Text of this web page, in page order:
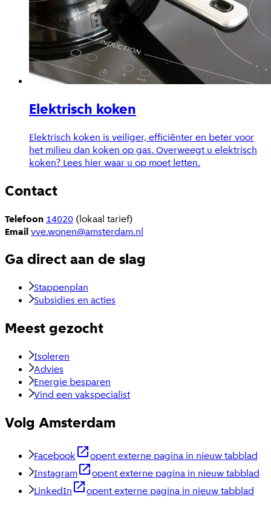
Elektrisch koken
Elektrisch koken is veiliger, efficiënter en beter voor
het milieu dan koken op gas. Overweegt u elektrisch
koken? Lees hier waar u op moet letten.
Contact
Telefoon 14020 (lokaal tarief)
Emailvve.wonen@amsterdam.nl
Ga direct aan de slag
Stappenplan
Subsidies en acties
Meest gezocht
Isoleren
Advies
Energie besparen
Vind een vakspecialist
Volg Amsterdam
Facebook
opent externe pagina in nieuw tabblad
Instagram
opent externe pagina in nieuw tabblad
LinkedIn
opent externe pagina in nieuw tabblad